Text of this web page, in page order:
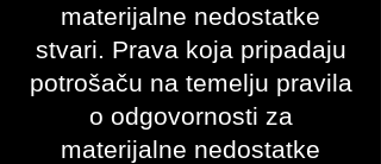
materijalne nedostatke
stvari. Prava koja pripadaju
potrošaču na temelju pravila
o odgovornosti za
materijalne nedostatke